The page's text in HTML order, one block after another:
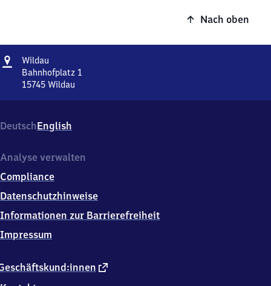
Nach oben
Adresse
Wildau
Bahnhofplatz 1
15745 Wildau
1,
1
7
5
Wildau
DeutschEnglish
externer
Analyse verwalten
Compliance
Datenschutzhinweise
Informationen zur Barrierefreiheit
Impressum